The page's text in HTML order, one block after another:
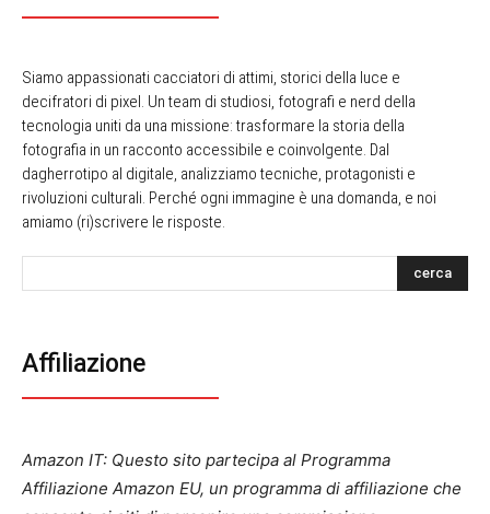
Siamo appassionati cacciatori di attimi, storici della luce e
decifratori di pixel. Un team di studiosi, fotografi e nerd della
tecnologia uniti da una missione: trasformare la storia della
fotografia in un racconto accessibile e coinvolgente. Dal
dagherrotipo al digitale, analizziamo tecniche, protagonisti e
rivoluzioni culturali. Perché ogni immagine è una domanda, e noi
amiamo (ri)scrivere le risposte.
cerca
Affiliazione
Amazon IT: Questo sito partecipa al Programma
Affiliazione Amazon EU, un programma di affiliazione che